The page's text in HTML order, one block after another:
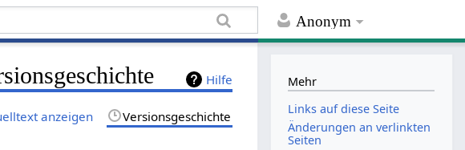
Anonym
Hilfe
anzeigen Versionsgeschichte
Mehr
Links auf diese Seite
Änderungen an verlinkten
Seiten